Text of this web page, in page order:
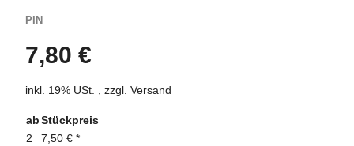
PIN
7,80 €
inkl. 19% USt. , zzgl. Versand
abStückpreis
2
7,50 € *